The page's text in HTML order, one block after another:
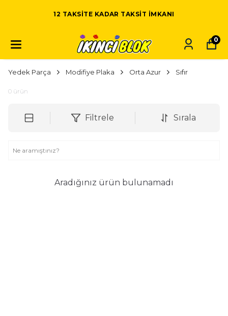
12 TAKSITE KADAR TAKSIT IMKANI
0
Yedek Parça Modifiye Plaka Orta Azur Sıfır
0 ürün
Filtrele Sırala
Aradığınız ürün bulunamadı